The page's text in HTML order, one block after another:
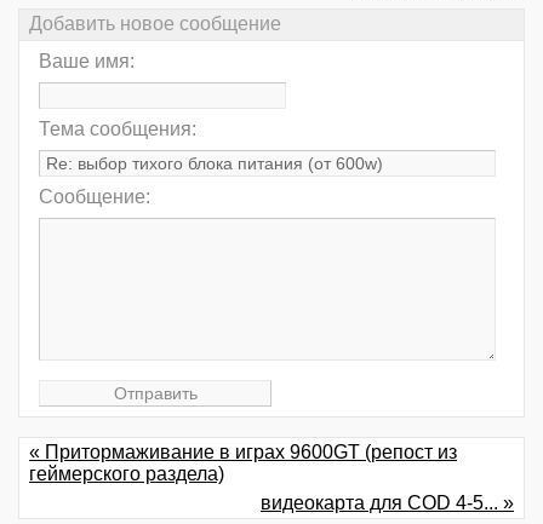
Добавить новое сообщение
Ваше имя:
Тема сообщения:
Сообщение:
« Притормаживание в играх 9600GT (репост из
геймерского раздела)
видеокарта для COD 4-5... »